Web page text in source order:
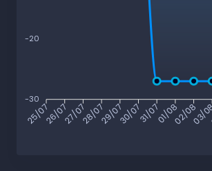
-20
-30
25/0726/0727/0728/0729/0730/0731/0701/0802/0803/